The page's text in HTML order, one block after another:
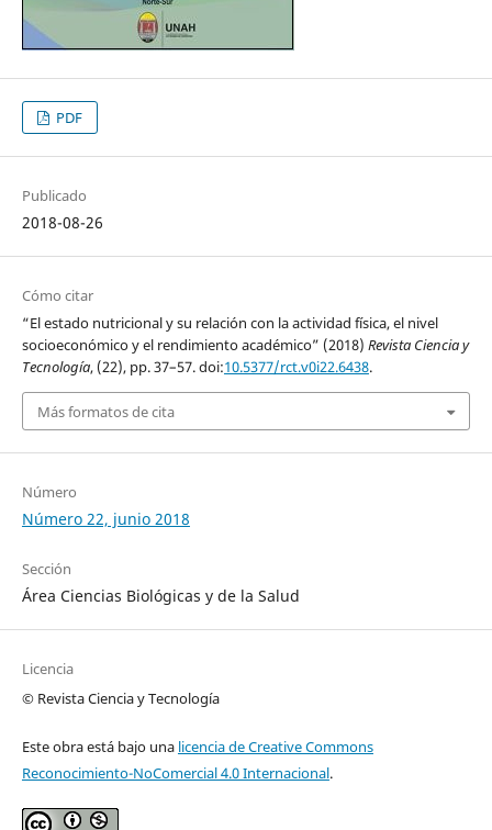
PDF
Publicado
2018-08-26
Cómo citar
“El estado nutricional y su relación con la actividad física, el nivel
socioeconómico y el rendimiento académico” (2018) Revista Ciencia y
Tecnología, (22), pp. 37–57. doi:10.5377/rct.v0i22.6438.
Más formatos de cita
Número
Número 22, junio 2018
Sección
Área Ciencias Biológicas y de la Salud
Licencia
© Revista Ciencia y Tecnología
Este obra está bajo una licencia de Creative Commons
Reconocimiento-NoComercial 4.0 Internacional.